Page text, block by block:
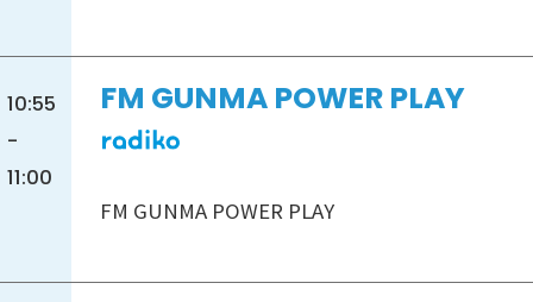
10:55
-
11:00
FM GUNMA POWER PLAY
FM GUNMA POWER PLAY